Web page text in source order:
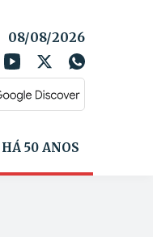
08/08/2026
HÁ 50 ANOS